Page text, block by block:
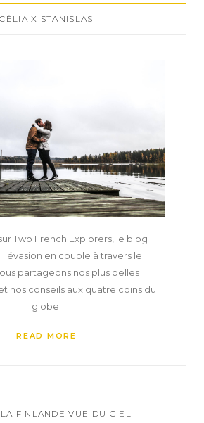
CÉLIA X STANISLAS
Two French Explorers, le blog
en couple à travers le
partageons nos plus belles
nos conseils aux quatre coins du
globe.
READ MORE
FINLANDE VUE DU CIEL